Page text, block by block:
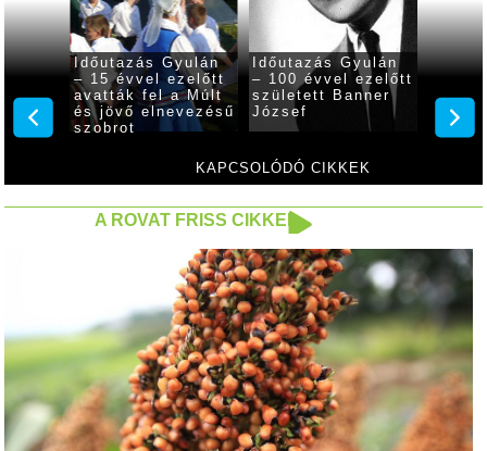
KAPCSOLÓDÓ CIKKEK
Időutazás Gyulán
– 15 évvel ezelőtt
avatták fel a Múlt
és jövő elnevezésű
szobrot
Időutazás Gyulán
– 100 évvel ezelőtt
született Banner
József
A ROVAT FRISS CIKKEI